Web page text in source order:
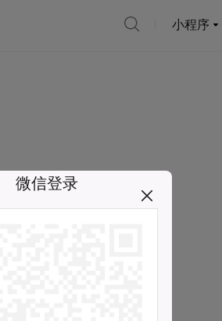
小程序
微信登录